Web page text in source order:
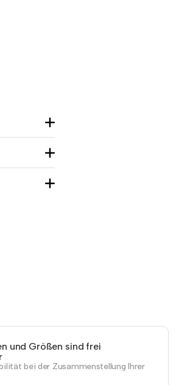
und Größen sind frei
bei der Zusammenstellung Ihrer